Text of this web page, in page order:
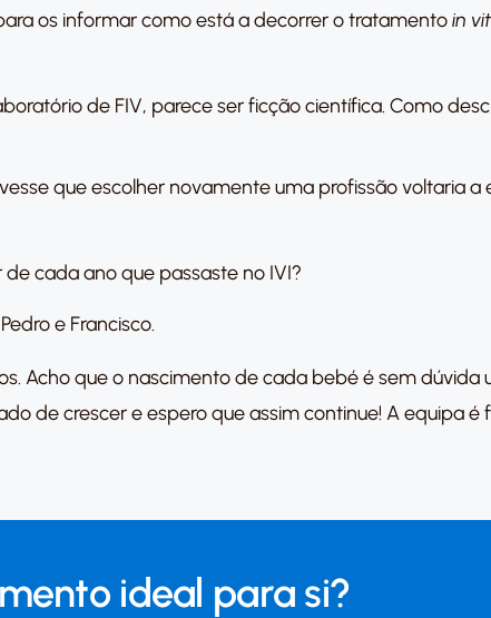
os informar como está a decorrer o tratamentoin
de FIV, parece ser ficção científica. Como
que escolher novamente uma profissão voltaria a
cada ano que passaste no IVI?
e Francisco.
Acho que o nascimento de cada bebé é sem dúvida
de crescer e espero que assim continue! A equipa é
ideal para si?